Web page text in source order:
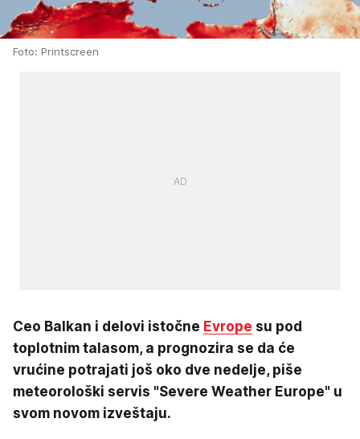
Foto: Printscreen
Ceo Balkan i delovi istočne Evrope su pod
toplotnim talasom, a prognozira se da će
vrućine potrajati još oko dve nedelje, piše
meteorološki servis "Severe Weather Europe" u
svom novom izveštaju.